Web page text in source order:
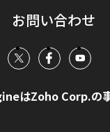
お問い合わせ
はZoho Corp.の